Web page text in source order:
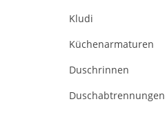
Kludi
Küchenarmaturen
Duschrinnen
Duschabtrennungen